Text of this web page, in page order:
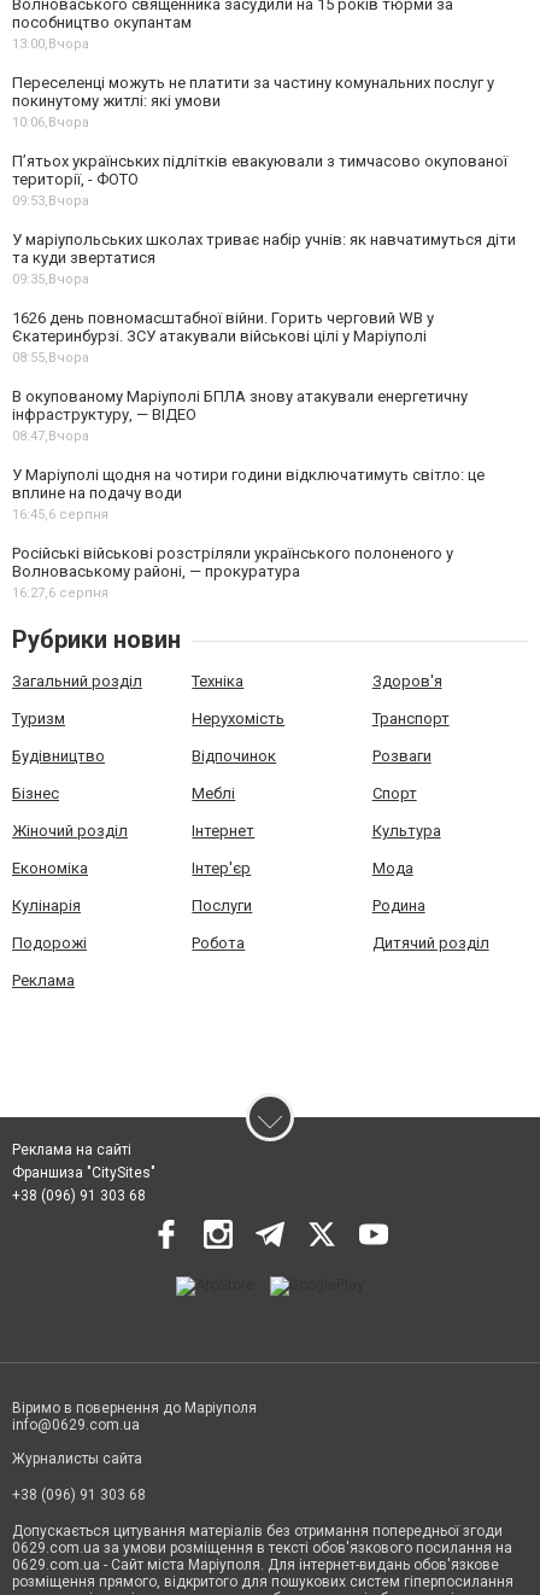
Волноваського священника засудили на 15 років тюрми за
пособництво окупантам
13:00,Вчора
Переселенці можуть не платити за частину комунальних послуг у
покинутому житлі: які умови
10:06,Вчора
П’ятьох українських підлітків евакуювали з тимчасово окупованої
території, - ФОТО
09:53,Вчора
У маріупольських школах триває набір учнів: як навчатимуться діти
та куди звертатися
09:35,Вчора
1626 день повномасштабної війни. Горить черговий WB у
Єкатеринбурзі. ЗСУ атакували військові цілі у Маріуполі
08:55,Вчора
В окупованому Маріуполі БПЛА знову атакували енергетичну
інфраструктуру, — ВІДЕО
08:47,Вчора
У Маріуполі щодня на чотири години відключатимуть світло: це
вплине на подачу води
16:45,6 серпня
Російські військові розстріляли українського полоненого у
Волноваському районі, — прокуратура
16:27,6 серпня
Рубрики новин
Загальний розділ Техніка Здоров'я
Туризм Нерухомість Транспорт
Будівництво Відпочинок Розваги
Бізнес Меблі Спорт
Жіночий розділ Інтернет Культура
Економіка Інтер'єр Мода
Кулінарія Послуги Родина
Подорожі Робота Дитячий розділ
Реклама
Реклама на сайті
Франшиза "CitySites"
+38 (096) 91 303 68
Віримо в повернення до Маріуполя
info@0629.com.ua
Журналисты сайта
+38 (096) 91 303 68
Допускається цитування матеріалів без отримання попередньої згоди
0629.com.ua за умови розміщення в тексті обов'язкового посилання на
0629.com.ua - Сайт міста Маріуполя. Для інтернет-видань обов'язкове
розміщення прямого, відкритого для пошукових систем гіперпосилання